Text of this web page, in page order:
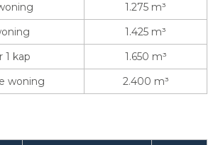
1.275 m³
1.425 m³
1 kap
1.650 m³
woning
2.400 m³